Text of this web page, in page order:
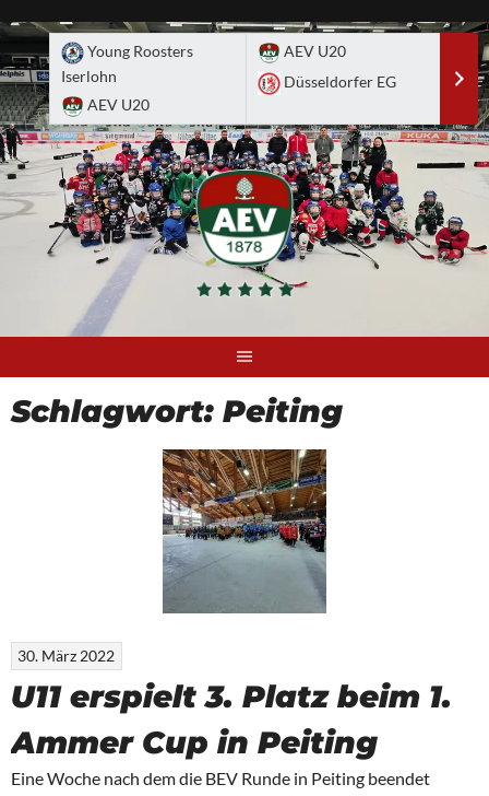
to
content
Young Roosters
Iserlohn
AEV U20
AEV U20
Düsseldorfer EG
Schlagwort: Peiting
30. März 2022
U11 erspielt 3. Platz beim 1.
Ammer Cup in Peiting
Eine Woche nach dem die BEV Runde in Peiting beendet